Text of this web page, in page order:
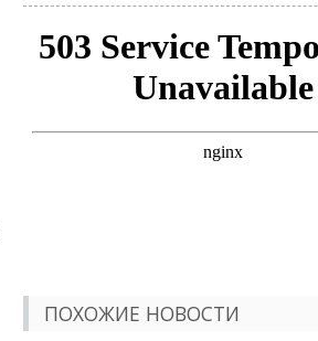
ПОХОЖИЕ НОВОСТИ